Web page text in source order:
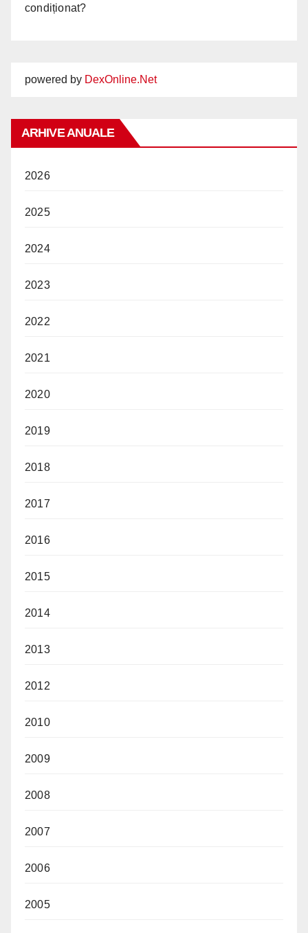
condiționat?
powered by DexOnline.Net
ARHIVE ANUALE
2026
2025
2024
2023
2022
2021
2020
2019
2018
2017
2016
2015
2014
2013
2012
2010
2009
2008
2007
2006
2005